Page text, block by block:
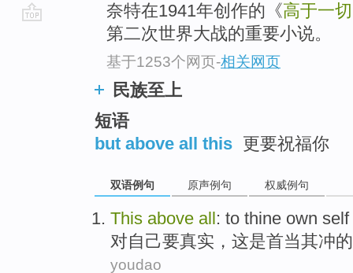
奈特在1941年创作的《高于一切
第二次世界大战的重要小说。
基于1253个网页-相关网页
民族至上
短语
but above all this 更要祝福你
双语例句 原声例句 权威例句
This above all: to thine own self
对自己要真实 ， 这是首当其冲
youdao